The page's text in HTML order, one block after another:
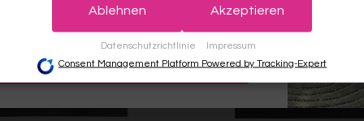
anhand eines persönlichen Accounts) oder welche sie im Rahmen
können Sie jederzeit widerrufen, indem Sie auf den Datenschutz-
Button links unten klicken und dort die entsprechenden Anpassungen
vornehmen.
Datenschutzrichtlinie Impressum
Ablehnen Akzeptieren
Consent Management Platform Powered by Tracking-Expert
Der Willkommensrabatt ist nur einmal pro Kunde gültig – auch bei
Anmeldung wird kein weiterer Code vergeben.
JETZT ANMELDEN